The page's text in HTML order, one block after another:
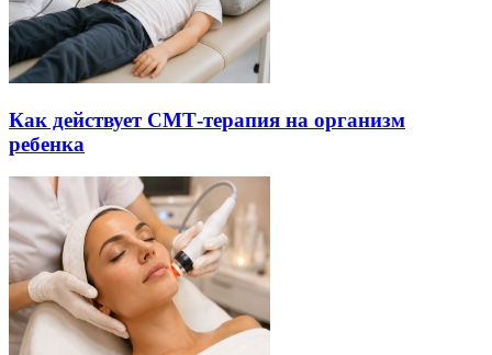
Как действует СМТ-терапия на организм
ребенка